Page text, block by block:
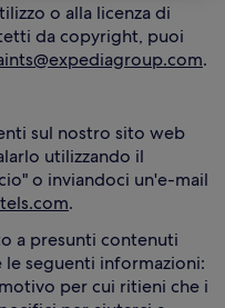
o alla licenza di
da copyright, puoi
.
sul nostro sito web
utilizzando il
o inviandoci un'e-mail
.
a presunti contenuti
seguenti informazioni:
per cui ritieni che i